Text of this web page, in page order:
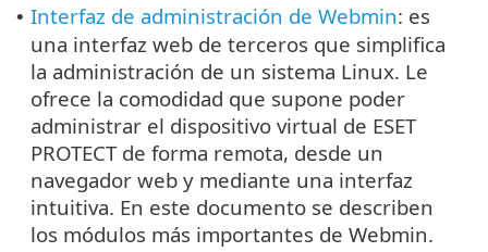
• Interfaz de administración de Webmin: es
una interfaz web de terceros que simplifica
la administración de un sistema Linux. Le
ofrece la comodidad que supone poder
administrar el dispositivo virtual de ESET
PROTECT de forma remota, desde un
navegador web y mediante una interfaz
intuitiva. En este documento se describen
los módulos más importantes de Webmin.